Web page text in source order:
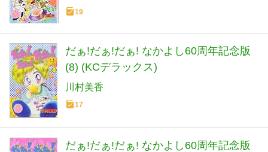
19
だぁ!だぁ!だぁ! なかよし60周年記念版
(8) (KCデラックス)
川村美香
17
だぁ!だぁ!だぁ! なかよし60周年記念版